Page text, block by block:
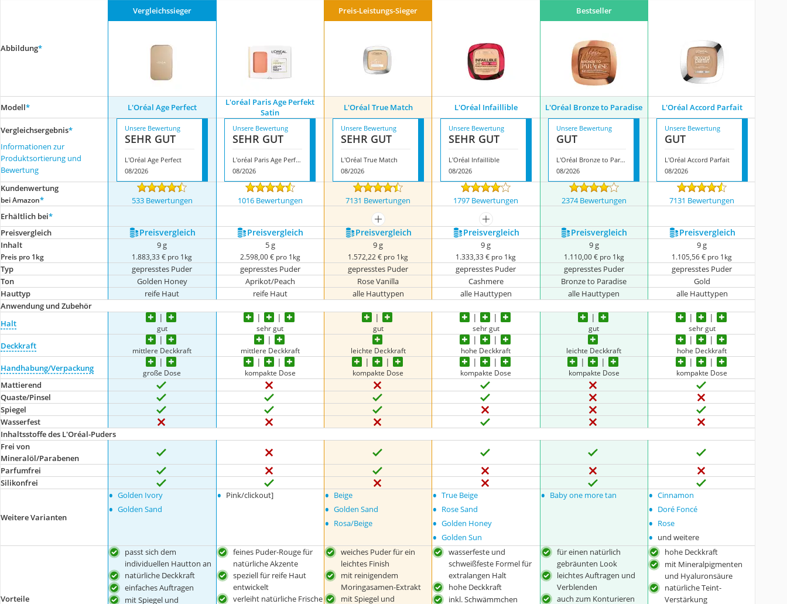
Massagegerät
Abbildung*
Vergleichssieger Preis-Leistungs-Sieger Bestseller
Modell* L'Oréal Age Perfect
L'oréal Paris Age Perfekt
Satin
L'Oréal True Match L'Oréal Infaillible L'Oréal Bronze to Paradise L'Oréal Accord Parfait
Vergleichsergebnis*
Informationen zur
Produktsortierung und
Bewertung
Unsere Bewertung
SEHR GUT
L'Oréal Age Perfect
08/2026
Unsere Bewertung
SEHR GUT
L'oréal Paris Age Perfekt Satin
08/2026
Unsere Bewertung
SEHR GUT
L'Oréal True Match
08/2026
Unsere Bewertung
SEHR GUT
L'Oréal Infaillible
08/2026
Unsere Bewertung
GUT
L'Oréal Bronze to Paradise
08/2026
Unsere Bewertung
GUT
L'Oréal Accord Parfait
08/2026
Kundenwertung
bei Amazon* 533 Bewertungen 1016 Bewertungen 7131 Bewertungen 1797 Bewertungen 2374 Bewertungen
7131 Bewertungen
Erhältlich bei*
mehr anzeigen
mehr anzeigen
Preis­vergleich
Preis­vergleich Preis­vergleich Preis­vergleich Preis­vergleich Preis­vergleich Preis­vergleich
Inhalt
Preis pro 1kg
9 g
1.883,33 € pro 1kg
5 g
2.598,00 € pro 1kg
9 g
1.572,22 € pro 1kg
9 g
1.333,33 € pro 1kg
9 g
1.110,00 € pro 1kg
9 g
1.105,56 € pro 1kg
Typ gepresstes Puder gepresstes Puder gepresstes Puder gepresstes Puder gepresstes Puder
gepresstes Puder
Ton
Golden Honey Aprikot/Peach Rose Vanilla Cashmere Bronze to Paradise
Gold
Hauttyp
reife Haut reife Haut alle Hauttypen alle Hauttypen alle Hauttypen
alle Hauttypen
Anwendung und Zubehör
Halt
gut sehr gut gut sehr gut gut sehr gut
Deckkraft mittlere Deckkraft mittlere Deckkraft leichte Deckkraft hohe Deckkraft leichte Deckkraft hohe Deckkraft
Handhabung/Verpackung große Dose kompakte Dose kompakte Dose kompakte Dose kompakte Dose kompakte Dose
Mattierend
Quaste/Pinsel
Spiegel
Wasserfest
Inhaltsstoffe des L'Oréal-Puders
Frei von
Mineralöl/Parabenen
Parfumfrei
Silikonfrei
Weitere Varianten
• Golden Ivory
• Golden Sand
• Pink/clickout] • Beige
• Golden Sand
• Rosa/Beige
• True Beige
• Rose Sand
• Golden Honey
• Golden Sun
• Baby one more tan • Cinnamon
• Doré Foncé
• Rose
• und weitere
Vorteile
passt sich dem
individuellen Hautton an
natürliche Deckkraft
einfaches Auftragen
mit Spiegel und
feines Puder-Rouge für
natürliche Akzente
speziell für reife Haut
entwickelt
verleiht natürliche Frische
weiches Puder für ein
leichtes Finish
mit reinigendem
Moringasamen-Extrakt
mit Spiegel und
wasserfeste und
schweißfeste Formel für
extralangen Halt
hohe Deckkraft
inkl. Schwämmchen
für einen natürlich
gebräunten Look
leichtes Auftragen und
Verblenden
auch zum Konturieren
hohe Deckkraft
mit Mineralpigmenten
und Hyaluronsäure
natürliche Teint-
Verstärkung